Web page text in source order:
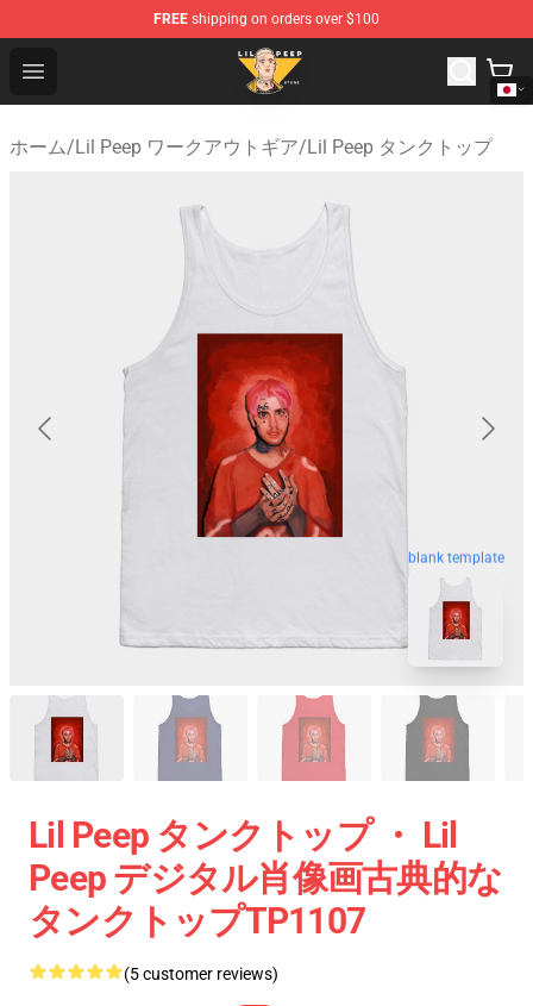
FREE shipping on orders over $100
Open menu
Lil Peep Store - Official Lil Peep Merchandise Shop
ホーム/Lil Peep ワークアウトギア/Lil Peep タンクトップ
blank template
Lil Peep タンクトップ ・ Lil
Peep デジタル肖像画古典的な
タンクトップTP1107
(5 customer reviews)